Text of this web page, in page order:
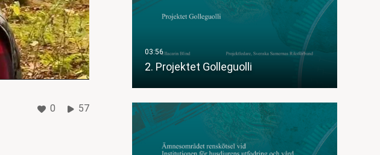
0 57
2. Projektet Golleguolli